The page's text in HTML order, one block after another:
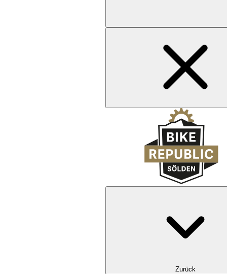
Zurück